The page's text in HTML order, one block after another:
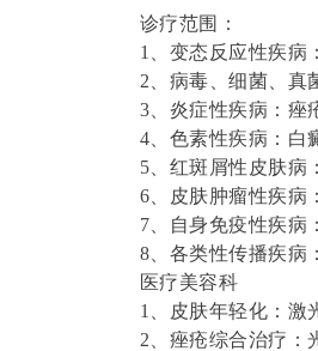
诊疗范围：
1、变态反应性疾病
2、病毒、细菌、真
3、炎症性疾
4、色素性
5、红斑屑性
6、皮肤肿瘤
7、自身免疫性疾病
8、各类性传
医
1、皮肤年轻
2、痤疮综合